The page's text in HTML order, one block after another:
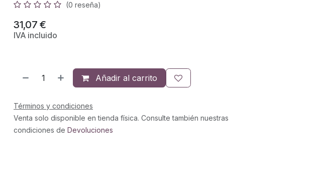
(0 reseña)
31,07 €
IVA incluido
Añadir al carrito
Términos y condiciones
Venta solo disponible en tienda física. Consulte también nuestras
condiciones de Devoluciones